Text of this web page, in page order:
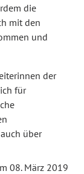
die
mit den
und
der
für
über
08. März 2019